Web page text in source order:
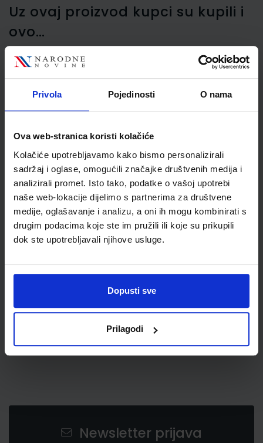
Privola Pojedinosti O nama
Ova web-stranica koristi kolačiće
Kolačiće upotrebljavamo kako bismo personalizirali
sadržaj i oglase, omogućili značajke društvenih medija i
analizirali promet. Isto tako, podatke o vašoj upotrebi
naše web-lokacije dijelimo s partnerima za društvene
medije, oglašavanje i analizu, a oni ih mogu kombinirati s
drugim podacima koje ste im pružili ili koje su prikupili
dok ste upotrebljavali njihove usluge.
Dopusti sve
Prilagodi
Uz ovaj proizvod kupci su kupili i
ovo…
Plastifikator Fellowes
A4
133,50 €
Newsletter prijava